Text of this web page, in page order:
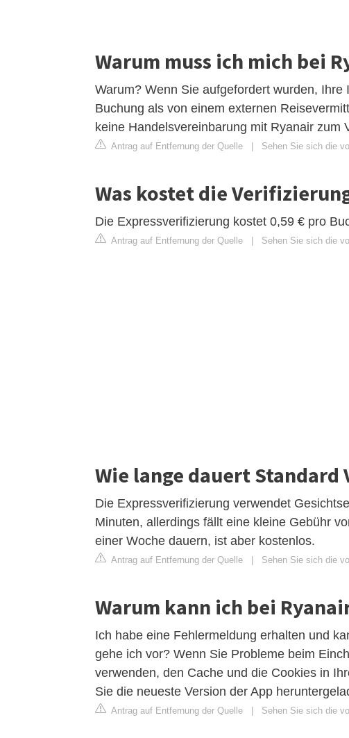
Warum muss ich mich bei
Warum? Wenn Sie aufgefordert wurden,
Buchung als von einem externen
keine Handelsvereinbarung mit Ryanair zum
Antrag auf Entfernung der Quelle Sehen Sie sich die
Was kostet die
Die Expressverifizierung kostet 0,59 € pro
Antrag auf Entfernung der Quelle Sehen Sie sich die
Wie lange dauert
Die Expressverifizierung verwendet
Minuten, allerdings fällt eine kleine Gebühr
einer Woche dauern, ist aber kostenlos.
Antrag auf Entfernung der Quelle Sehen Sie sich die
Warum kann ich bei
Ich habe eine Fehlermeldung erhalten und
gehe ich vor? Wenn Sie Probleme beim
verwenden, den Cache und die Cookies in
Sie die neueste Version der App
Antrag auf Entfernung der Quelle Sehen Sie sich die